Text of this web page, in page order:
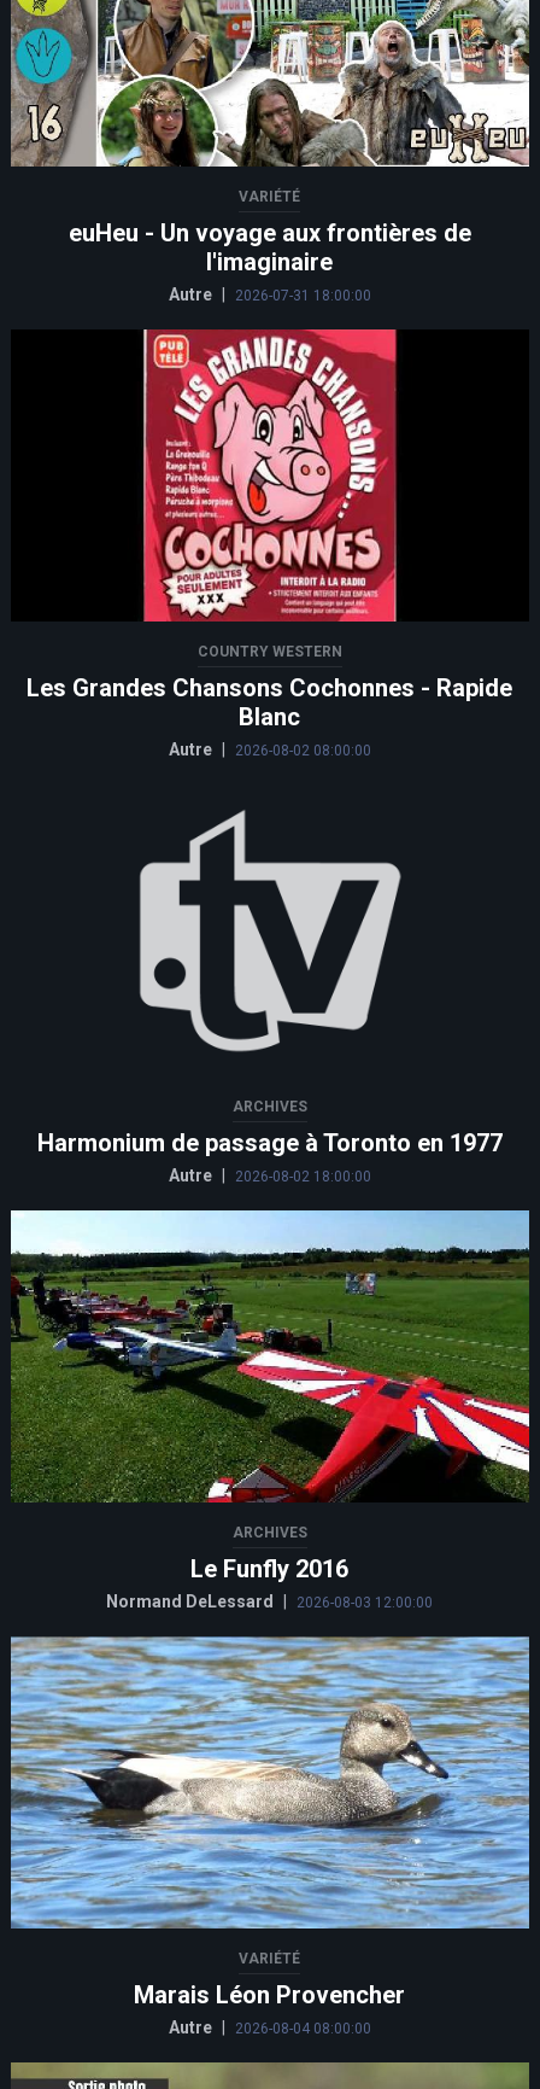
VARIÉTÉ
euHeu - Un voyage aux frontières de
l'imaginaire
Autre 2026-07-31 18:00:00
COUNTRY WESTERN
Les Grandes Chansons Cochonnes - Rapide
Blanc
Autre 2026-08-02 08:00:00
ARCHIVES
Harmonium de passage à Toronto en 1977
Autre 2026-08-02 18:00:00
ARCHIVES
Le Funfly 2016
Normand DeLessard 2026-08-03 12:00:00
VARIÉTÉ
Marais Léon Provencher
Autre 2026-08-04 08:00:00